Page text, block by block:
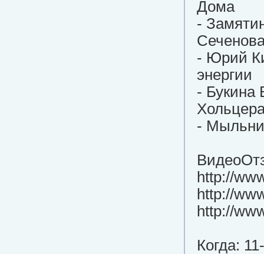
Дома
-
- Юрий
энергии
- Букина
-
http://
http://
http://
Когда: